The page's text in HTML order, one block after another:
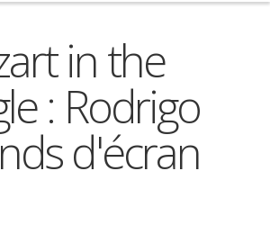
in the
: Rodrigo
d'écran